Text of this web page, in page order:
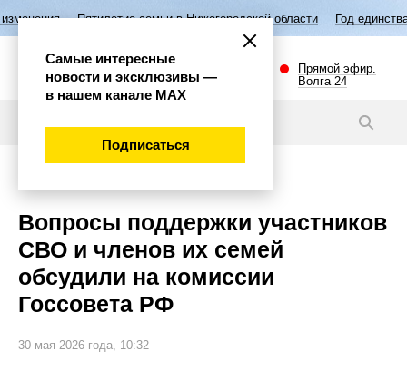
семьи в Нижегородской области Год единства народов
Прямой эфир.
Волга 24
Вопросы поддержки участников
СВО и членов их семей
обсудили на комиссии
Госсовета РФ
30 мая 2026 года, 10:32
Самые интересные
новости и эксклюзивы —
в нашем канале МАХ
Подписаться